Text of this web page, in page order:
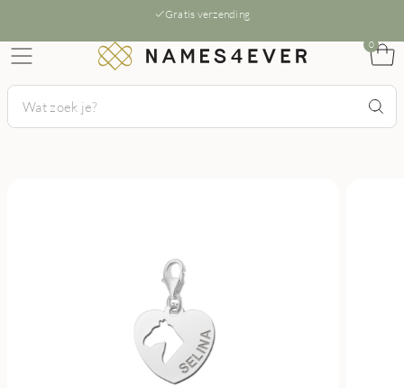
Gratis verzending
0